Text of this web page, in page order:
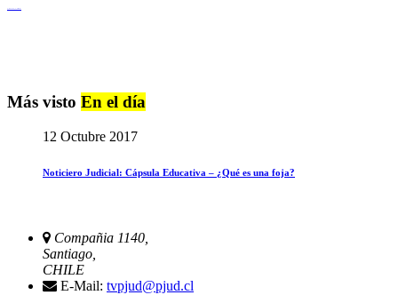
Más visto En el día
12 Octubre 2017
Noticiero Judicial: Cápsula Educativa – ¿Qué es una foja?
Compañia 1140,
Santiago,
CHILE
E-Mail: tvpjud@pjud.cl